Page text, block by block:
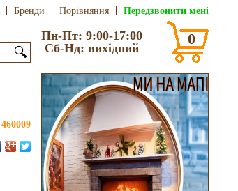
Бренди Порівняння Передзвонити мені
🔍
Пн-Пт: 9:00-17:00
Сб-Нд: вихідний
0
460009